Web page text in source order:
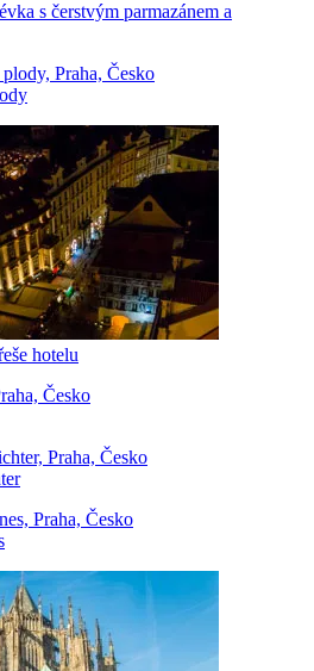
s čerstvým parmazánem a
hotelu